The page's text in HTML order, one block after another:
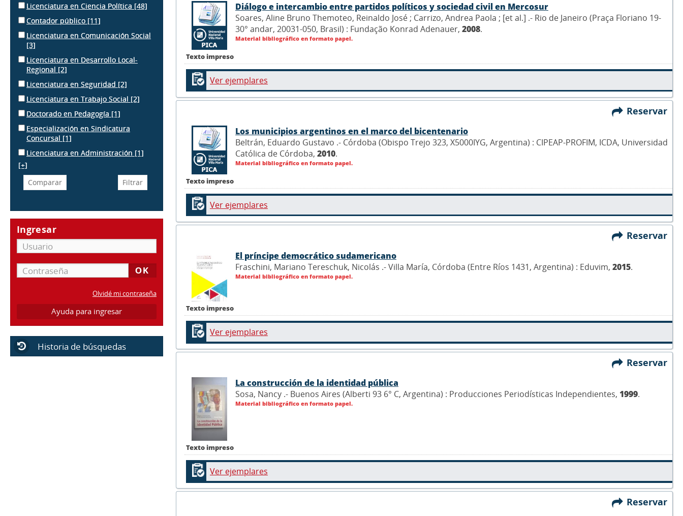
Licenciatura en Ciencia Política [48]
Contador público [11]
Licenciatura en Comunicación Social
[3]
Licenciatura en Desarrollo Local-
Regional [2]
Licenciatura en Seguridad [2]
Licenciatura en Trabajo Social [2]
Doctorado en Pedagogía [1]
Especialización en Sindicatura
Concursal [1]
Licenciatura en Administración [1]
[+]
Ingresar
Olvidé mi contraseña
Ayuda para ingresar
Historia de búsquedas
Texto impreso
Diálogo e intercambio entre partidos políticos y sociedad civil en Mercosur
Soares, Aline Bruno Themoteo, Reinaldo José ; Carrizo, Andrea Paola ; [et al.] .- Rio de Janeiro (Praça Floriano 19-
30° andar, 20031-050, Brasil) : Fundação Konrad Adenauer, 2008.
Material bibliográfico en formato papel.
Ver ejemplares
Reservar
Texto impreso
Los municipios argentinos en el marco del bicentenario
Beltrán, Eduardo Gustavo .- Córdoba (Obispo Trejo 323, X5000IYG, Argentina) : CIPEAP-PROFIM, ICDA, Universidad
Católica de Córdoba, 2010.
Material bibliográfico en formato papel.
Ver ejemplares
Reservar
Texto impreso
El príncipe democrático sudamericano
Fraschini, Mariano Tereschuk, Nicolás .- Villa María, Córdoba (Entre Ríos 1431, Argentina) : Eduvim, 2015.
Material bibliográfico en formato papel.
Ver ejemplares
Reservar
Texto impreso
La construcción de la identidad pública
Sosa, Nancy .- Buenos Aires (Alberti 93 6° C, Argentina) : Producciones Periodísticas Independientes, 1999.
Material bibliográfico en formato papel.
Ver ejemplares
Reservar